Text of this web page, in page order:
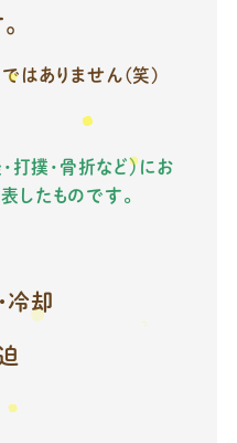
はありません(笑)
打撲・骨折など）にお
したものです。
冷却